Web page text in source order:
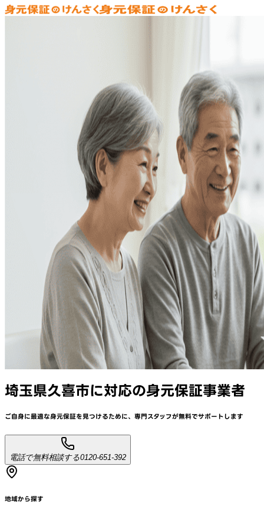
埼玉県久喜市に対応の身元保証事業者
ご自身に最適な身元保証を見つけるために、 専門スタッフが無料でサポートします
電話で無料相談する0120-651-392
地域から探す